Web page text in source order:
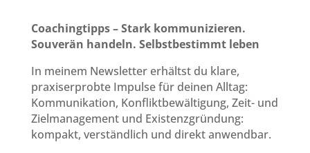
Coachingtipps – Stark kommunizieren.
Souverän handeln. Selbstbestimmt leben
In meinem Newsletter erhältst du klare,
praxiserprobte Impulse für deinen Alltag:
Kommunikation, Konfliktbewältigung, Zeit- und
Zielmanagement und Existenzgründung:
kompakt, verständlich und direkt anwendbar.